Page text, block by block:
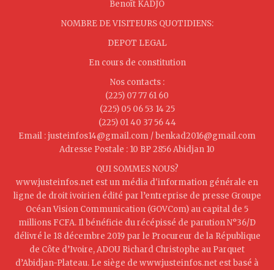
Benoît KADJO
NOMBRE DE VISITEURS QUOTIDIENS:
DEPOT LEGAL
En cours de constitution
Nos contacts :
(225) 07 77 61 60
(225) 05 06 53 14 25
(225) 01 40 37 56 44
Email : justeinfos14@gmail.com / benkad2016@gmail.com
Adresse Postale : 10 BP 2856 Abidjan 10
QUI SOMMES NOUS?
www.justeinfos.net est un média d'information générale en
ligne de droit ivoirien édité par l’entreprise de presse Groupe
Océan Vision Communication (GOVCom) au capital de 5
millions FCFA. Il bénéficie du récépissé de parution N°36/D
délivré le 18 décembre 2019 par le Procureur de la République
de Côte d’Ivoire, ADOU Richard Christophe au Parquet
d’Abidjan-Plateau. Le siège de www.justeinfos.net est basé à